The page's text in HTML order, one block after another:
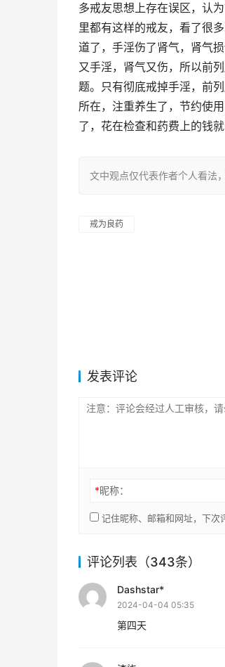
多戒友思想上存在误区，认
里都有这样的戒友，看了很
道了，手淫伤了肾气，肾气
又手淫，肾气又伤，所以前
题。只有彻底戒掉手淫，前
所在，注重养生了，节约使
了，花在检查和药费上的钱就
文中观点仅代表作者个人看法
戒为良药
发表评论
*昵称：
记住昵称、邮箱和网址，下次
评论列表（343条）
Dashstar*
2024-04-04 05:35
第四天